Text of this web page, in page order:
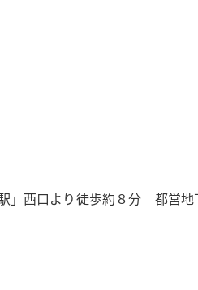
」西口より徒歩約８分 都営